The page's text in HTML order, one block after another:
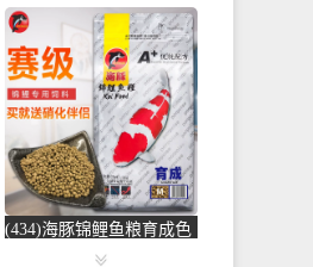
用大型养殖汽车后桥电动
制粒玉米秸-饲料颗粒机
(圣莫丽斯旗舰店仅售
874.5元)
(434)海豚锦鲤鱼粮育成色
扬增体锦鲤金鱼鱼食锦鲤